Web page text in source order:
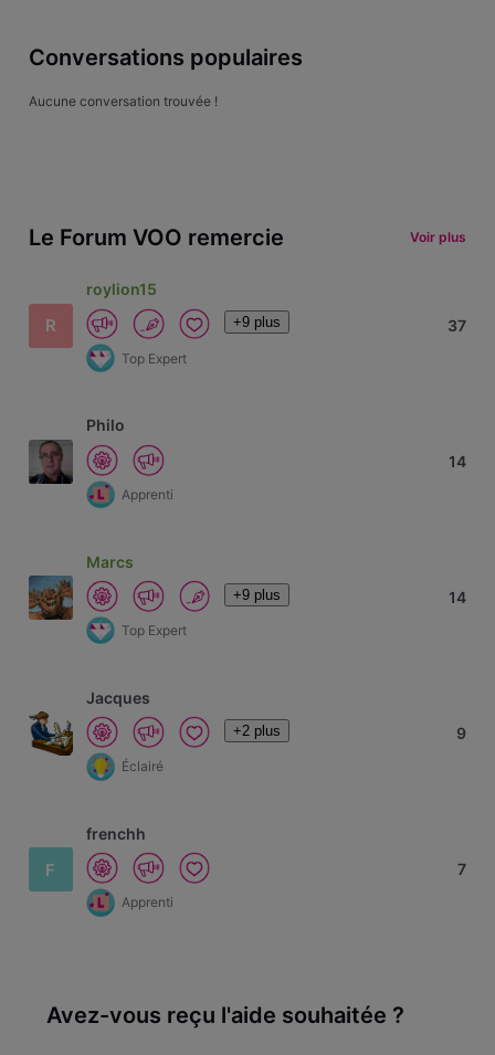
Conversations populaires
Aucune conversation trouvée !
Le Forum VOO remercie Voir plus
R
roylion15
+9 plus
Top Expert
37
Philo
Apprenti
14
Marcs
+9 plus
Top Expert
14
Jacques
+2 plus
Éclairé
9
F
frenchh
Apprenti
7
Avez-vous reçu l'aide souhaitée ?